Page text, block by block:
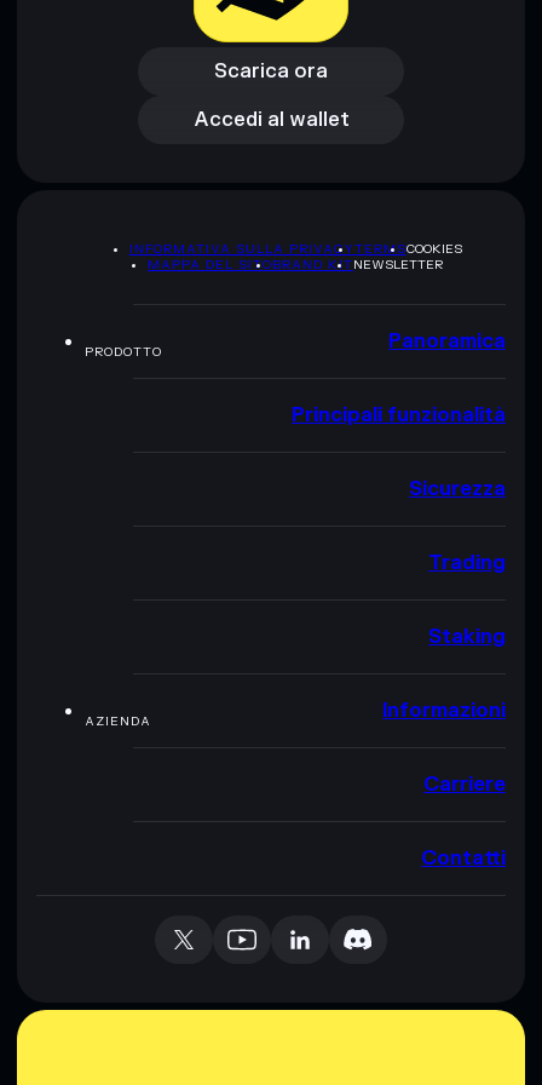
Scarica ora
Scarica ora
Accedi al wallet
Accedi al wallet
INFORMATIVA SULLA PRIVACYTERMSCOOKIES
MAPPA DEL SITOBRAND KITNEWSLETTER
PRODOTTO Panoramica
Principali funzionalità
Sicurezza
Trading
Staking
AZIENDA Informazioni
Carriere
Contatti